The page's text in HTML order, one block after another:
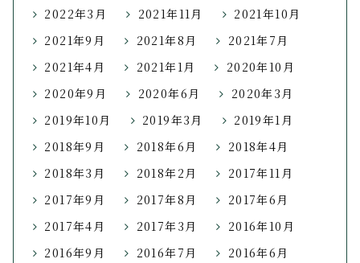
2022年3月
2021年11月
2021年10月
2021年9月
2021年8月
2021年7月
2021年4月
2021年1月
2020年10月
2020年9月
2020年6月
2020年3月
2019年10月
2019年3月
2019年1月
2018年9月
2018年6月
2018年4月
2018年3月
2018年2月
2017年11月
2017年9月
2017年8月
2017年6月
2017年4月
2017年3月
2016年10月
2016年9月
2016年7月
2016年6月